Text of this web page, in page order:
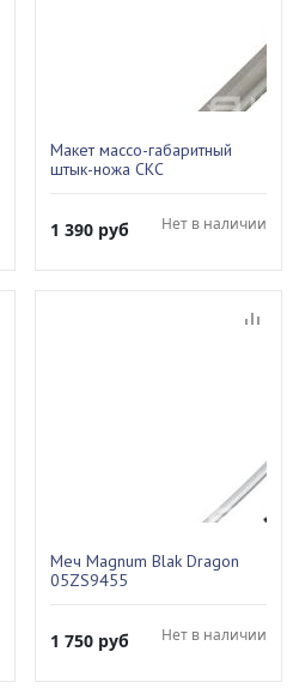
Макет массо-габаритный
штык-ножа СКС
1 390 руб Нет в наличии
Меч Magnum Blak Dragon
05ZS9455
1 750 руб Нет в наличии